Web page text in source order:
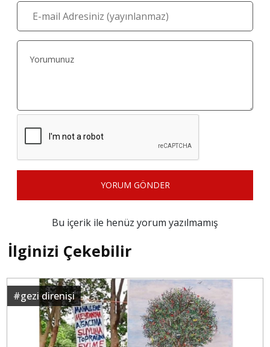
YORUM GÖNDER
Bu içerik ile henüz yorum yazılmamış
İlginizi Çekebilir
#gezi direnişi